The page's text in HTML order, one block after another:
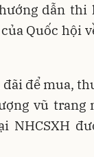
dẫn thi
Quốc hội
để mua,
vũ trang
NHCSXH